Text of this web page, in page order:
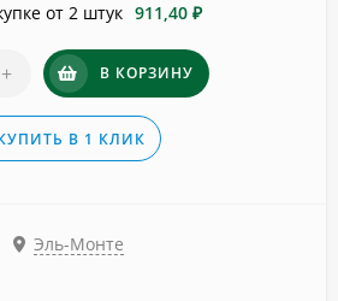
от 2 штук 911,40 ₽
+ В КОРЗИНУ
В 1 КЛИК
Эль-Монте